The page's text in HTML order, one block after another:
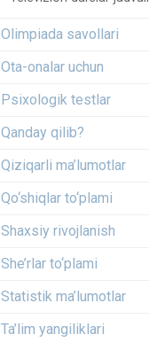
Olimpiada savollari
Ota-onalar uchun
Psixologik testlar
Qanday qilib?
Qiziqarli ma’lumotlar
Qo‘shiqlar to‘plami
Shaxsiy rivojlanish
She’rlar to‘plami
Statistik ma’lumotlar
Ta’lim yangiliklari